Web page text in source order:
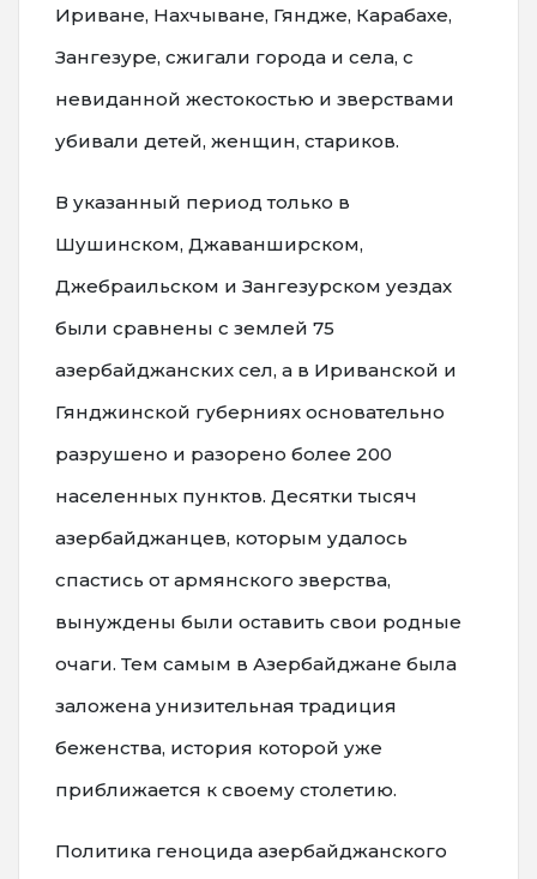
Ириване, Нахчыване, Гяндже, Карабахе,
Зангезуре, сжигали города и села, с
невиданной жестокостью и зверствами
убивали детей, женщин, стариков.
В указанный период только в
Шушинском, Джаванширском,
Джебраильском и Зангезурском уездах
были сравнены с землей 75
азербайджанских сел, а в Ириванской и
Гянджинской губерниях основательно
разрушено и разорено более 200
населенных пунктов. Десятки тысяч
азербайджанцев, которым удалось
спастись от армянского зверства,
вынуждены были оставить свои родные
очаги. Тем самым в Азербайджане была
заложена унизительная традиция
беженства, история которой уже
приближается к своему столетию.
Политика геноцида азербайджанского